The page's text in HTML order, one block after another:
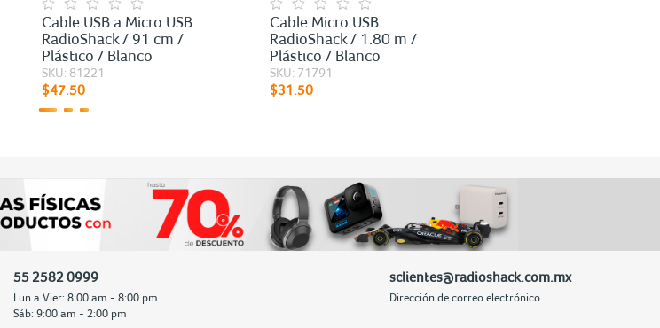
Cable USB a Micro USB
RadioShack / 91 cm /
Plástico / Blanco
SKU: 81221
$47.50
Cable Micro USB
RadioShack / 1.80 m /
Plástico / Blanco
SKU: 71791
$31.50
55 2582 0999
Lun a Vier: 8:00 am - 8:00 pm
Sáb: 9:00 am - 2:00 pm
sclientes@radioshack.com.mx
Dirección de correo electrónico